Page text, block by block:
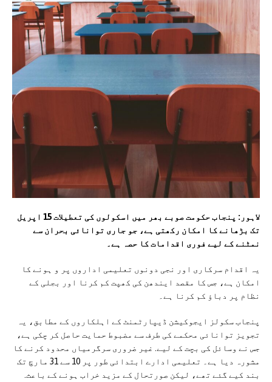
لاہور: پنجاب حکومت صوبے بھر میں اسکولوں کی تعطیلات 15 اپریل
تک بڑھانے کا امکان رکھتی ہے، جو جاری توانائی بحران سے
نمٹنے کے لیے فوری اقدامات کا حصہ ہے۔
یہ اقدام سرکاری اور نجی دونوں تعلیمی اداروں پر و ہونے کا
امکان ہے، جس کا مقصد ایندھن کی کھپت کم کرنا اور بجلی کے
نظام پر دباؤ کم کرنا ہے۔
پنجاب سکولز ایجوکیشن ڈیپارٹمنٹ کے اہلکاروں کے مطابق، یہ
تجویز توانائی محکمے کی طرف سے مضبوط حمایت حاصل کر چکی ہے،
جس نے وسائل کی بچت کے لیے. غیر ضروری سرگرمیاں محدود کرنے کا
مشورہ دیا ہے۔ تعلیمی ادارے ابتدائی طور پر 10 سے 31 مارچ تک
بند کیے گئے تھے، لیکن صورتحال کے مزید خراب ہونے کے باعث.